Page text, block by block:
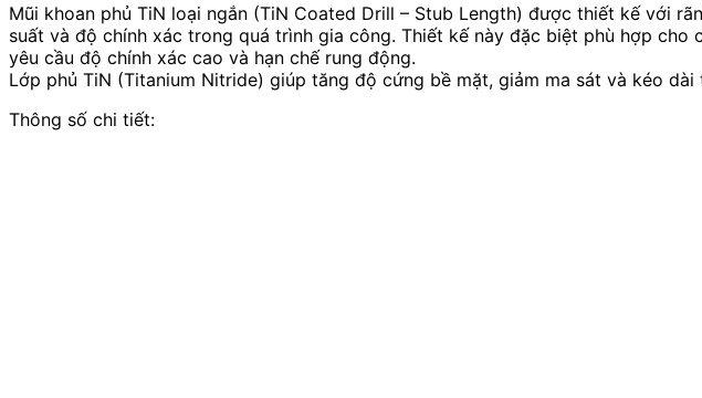
Mũi khoan phủ TiN loại ngắn (TiN Coated Drill – Stub Length) được thiết kế với
suất và độ chính xác trong quá trình gia công. Thiết kế này đặc biệt phù hợp
yêu cầu độ chính xác cao và hạn chế rung động.
Lớp phủ TiN (Titanium Nitride) giúp tăng độ cứng bề mặt, giảm ma sát và kéo
Thông số chi tiết: